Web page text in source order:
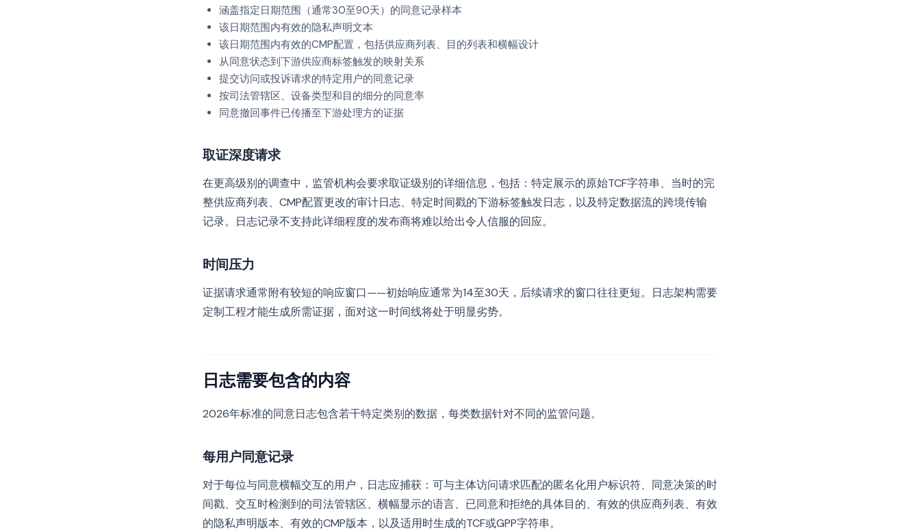
涵盖指定日期范围（通常30至90天）的同意记录样本
该日期范围内有效的隐私声明文本
该日期范围内有效的CMP配置，包括供应商列表、目的列表和横幅设计
从同意状态到下游供应商标签触发的映射关系
提交访问或投诉请求的特定用户的同意记录
按司法管辖区、设备类型和目的细分的同意率
同意撤回事件已传播至下游处理方的证据
取证深度请求
在更高级别的调查中，监管机构会要求取证级别的详细信息，包括：特定展示的原始TCF字符串、当时的完
整供应商列表、CMP配置更改的审计日志、特定时间戳的下游标签触发日志，以及特定数据流的跨境传输
记录。日志记录不支持此详细程度的发布商将难以给出令人信服的回应。
时间压力
证据请求通常附有较短的响应窗口——初始响应通常为14至30天，后续请求的窗口往往更短。日志架构需要
定制工程才能生成所需证据，面对这一时间线将处于明显劣势。
日志需要包含的内容
2026年标准的同意日志包含若干特定类别的数据，每类数据针对不同的监管问题。
每用户同意记录
对于每位与同意横幅交互的用户，日志应捕获：可与主体访问请求匹配的匿名化用户标识符、同意决策的时
间戳、交互时检测到的司法管辖区、横幅显示的语言、已同意和拒绝的具体目的、有效的供应商列表、有效
的隐私声明版本、有效的CMP版本，以及适用时生成的TCF或GPP字符串。